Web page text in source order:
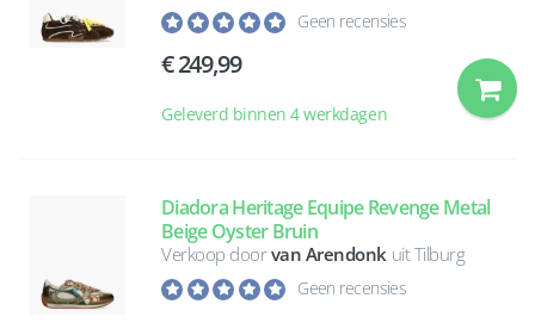
Geen recensies
249,99
Geleverd binnen 4 werkdagen
Diadora Heritage Equipe Revenge Metal
Beige Oyster Bruin
Verkoop doorvan Arendonk uit Tilburg
Geen recensies